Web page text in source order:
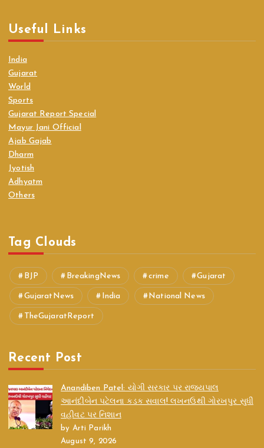
Useful Links
India
Gujarat
World
Sports
Gujarat Report Special
Mayur Jani Official
Ajab Gajab
Dharm
Jyotish
Adhyatm
Others
Tag Clouds
BJP BreakingNews crime Gujarat
GujaratNews India National News
TheGujaratReport
Recent Post
Anandiben Patel: યોગી સરકાર પર રાજ્યપાલ
આનંદીબેન પટેલના કડક સવાલ! લખનઉથી ગોરખપુર સુધી
વહીવટ પર નિશાન
by Arti Parikh
August 9, 2026